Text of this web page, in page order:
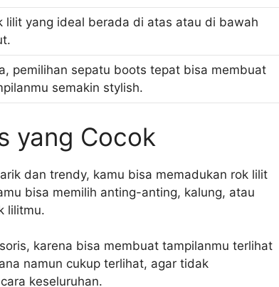
lilit yang ideal berada di atas atau di bawah
pemilihan sepatu boots tepat bisa membuat
semakin stylish.
yang Cocok
dan trendy, kamu bisa memadukan rok lilit
bisa memilih anting-anting, kalung, atau
lilitmu.
karena bisa membuat tampilanmu terlihat
namun cukup terlihat, agar tidak
keseluruhan.